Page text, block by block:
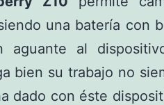
una batería con
al
bien su trabajo no
dado con éste